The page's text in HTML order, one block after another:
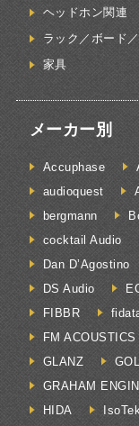
ヘッドホン関連
ラック／ボード
家具
メーカー別
Accuphase
audioquest
bergmann
cocktail Audio
Dan D’Agostino
DS Audio
FIBBR
FM ACOUSTICS
GLANZ
GRAHAM
HIDA